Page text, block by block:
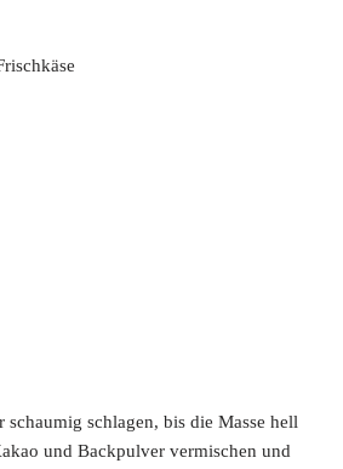
schlagen, bis die Masse hell
und Backpulver vermischen und